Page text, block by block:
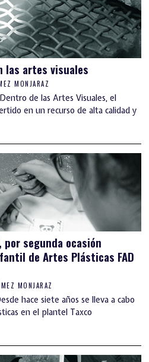
las artes visuales
MONJARAZ
de las Artes Visuales, el
en un recurso de alta calidad y
segunda ocasión
de Artes Plásticas FAD
MONJARAZ
hace siete años se lleva a cabo
en el plantel Taxco